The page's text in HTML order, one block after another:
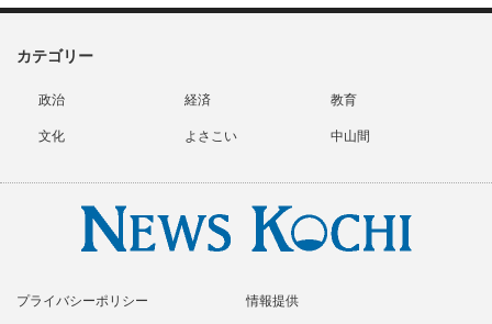
カテゴリー
政治 経済 教育
文化 よさこい 中山間
プライバシーポリシー
情報提供